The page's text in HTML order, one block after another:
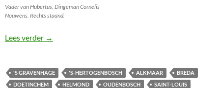
Vader van Hubertus, Dingeman Cornelis
Nouwens. Rechts staand.
Lees verder Hubertus Cornelis Johannes
→
'S GRAVENHAGE 'S-HERTOGENBOSCH ALKMAAR
BREDA
DOETINCHEM
HELMOND OUDENBOSCH SAINT-LOUIS